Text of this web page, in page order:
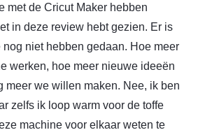
met de Cricut Maker hebben
in deze review hebt gezien. Er is
niet hebben gedaan. Hoe meer
werken, hoe meer nieuwe ideeën
meer we willen maken. Nee, ik ben
zelfs ik loop warm voor de toffe
machine voor elkaar weten te